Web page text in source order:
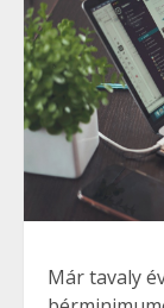
Már tavaly